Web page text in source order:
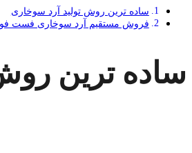
ساده ترین روش تولید آرد سوخاری
فروش مستقیم آرد سوخاری فست
ساده ترین